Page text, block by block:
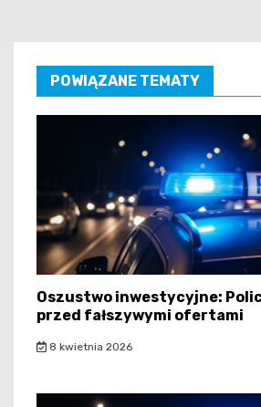
POWIĄZANE TEMATY
Oszustwo inwestycyjne:
przed fałszywymi ofertami
8 kwietnia 2026